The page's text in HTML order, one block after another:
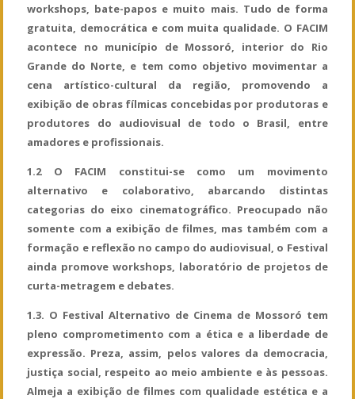
workshops, bate-papos e muito mais. Tudo de forma
gratuita, democrática e com muita qualidade. O FACIM
acontece no município de Mossoró, interior do Rio
Grande do Norte, e tem como objetivo movimentar a
cena artístico-cultural da região, promovendo a
exibição de obras fílmicas concebidas por produtoras e
produtores do audiovisual de todo o Brasil, entre
amadores e profissionais.
1.2 O FACIM constitui-se como um movimento
alternativo e colaborativo, abarcando distintas
categorias do eixo cinematográfico. Preocupado não
somente com a exibição de filmes, mas também com a
formação e reflexão no campo do audiovisual, o Festival
ainda promove workshops, laboratório de projetos de
curta-metragem e debates.
1.3. O Festival Alternativo de Cinema de Mossoró tem
pleno comprometimento com a ética e a liberdade de
expressão. Preza, assim, pelos valores da democracia,
justiça social, respeito ao meio ambiente e às pessoas.
Almeja a exibição de filmes com qualidade estética e a